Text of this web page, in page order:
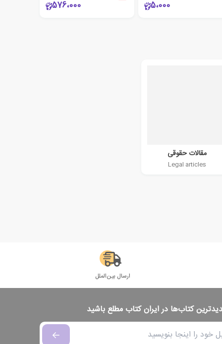
5،000 576،000
مقالات حقوقی
Legal articles
ارسال بین‌الملل
کتاب‌ها در ایران کتاب مطلع باشید